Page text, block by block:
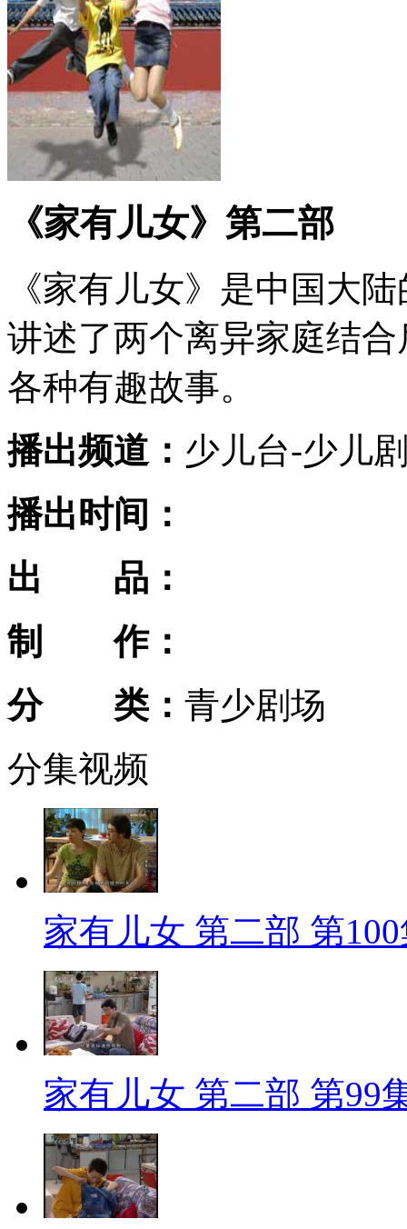
《家有儿女》第二部
《家有儿女》是中国大
讲述了两个离异家庭结
各种有趣故事。
播出频道： 少儿台-少儿
播出时间：
出 品：
制 作：
分 类： 青少剧场
分集视频
家有儿女 第二部 第
家有儿女 第二部 第99